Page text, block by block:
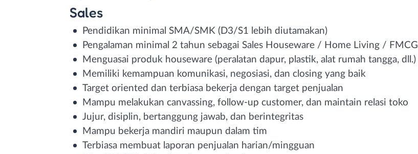
Sales
Pendidikan minimal SMA/SMK (D3/S1 lebih diutamakan)
Pengalaman minimal 2 tahun sebagai Sales Houseware / Home Living / FMCG
Menguasai produk houseware (peralatan dapur, plastik, alat rumah tangga, dll.)
Memiliki kemampuan komunikasi, negosiasi, dan closing yang baik
Target oriented dan terbiasa bekerja dengan target penjualan
Mampu melakukan canvassing, follow-up customer, dan maintain relasi toko
Jujur, disiplin, bertanggung jawab, dan berintegritas
Mampu bekerja mandiri maupun dalam tim
Terbiasa membuat laporan penjualan harian/mingguan